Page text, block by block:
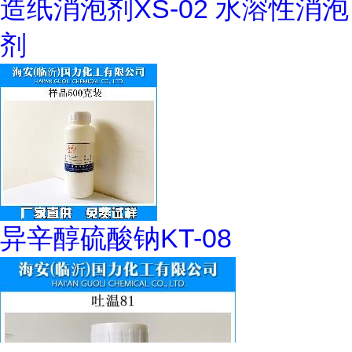
造纸消泡剂XS-02 水溶性消泡
剂
异辛醇硫酸钠KT-08